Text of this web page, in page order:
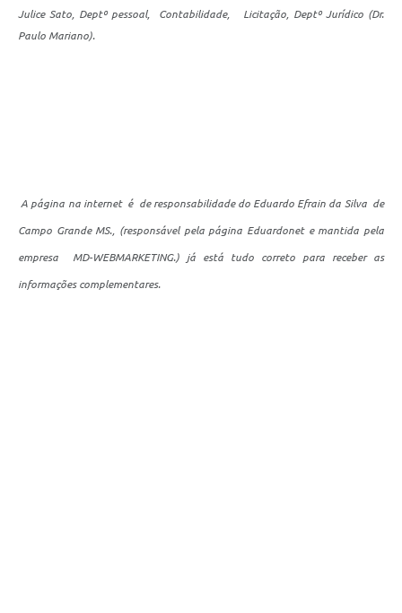
Julice Sato, Deptº pessoal, Contabilidade, Licitação, Deptº Jurídico (Dr.
Paulo Mariano).
A página na internet é de responsabilidade do Eduardo Efrain da Silva de
Campo Grande MS., (responsável pela página Eduardonet e mantida pela
empresa MD-WEBMARKETING.) já está tudo correto para receber as
informações complementares.